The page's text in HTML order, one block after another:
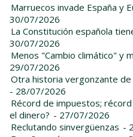
Marruecos invade España y
30/07/2026
La Constitución española
30/07/2026
Menos "Cambio climático" y
29/07/2026
Otra historia vergonzante
- 28/07/2026
Récord de impuestos;
el dinero? - 27/07/2026
Reclutando sinvergüenzas -